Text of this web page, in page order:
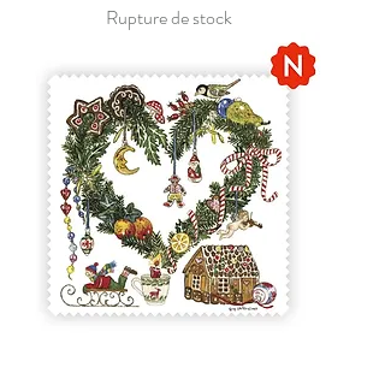
Rupture de stock